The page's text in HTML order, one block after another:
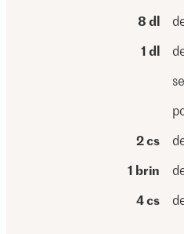
8 dl
1 dl
2 cs
1 brin
4 cs